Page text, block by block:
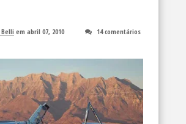
em abril 07, 2010 14 comentários